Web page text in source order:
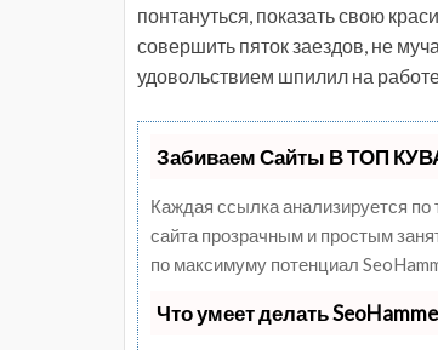
понтануться, показать свою
совершить пяток заездов, не
удовольствием шпилил на
Забиваем Сайты В ТОП
Каждая ссылка анализируется по
сайта прозрачным и простым
по максимуму потенциал
Что умеет делать